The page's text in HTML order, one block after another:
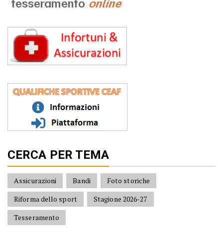
CERCA PER TEMA
Assicurazioni Bandi
Foto storiche
Riforma dello sport
Stagione 2026-27
Tesseramento